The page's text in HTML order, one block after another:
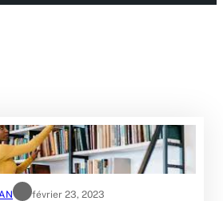
février 23, 2023